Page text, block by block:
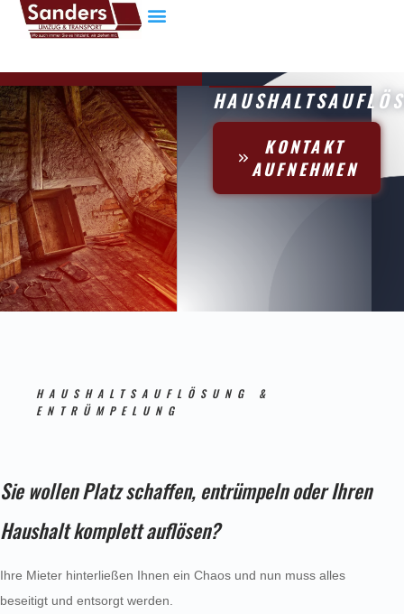
KONTAKT
AUFNEHMEN
HAUSHALTSAUFLÖSUNG &
ENTRÜMPELUNG
Sie wollen Platz schaffen, entrümpeln oder Ihren
Haushalt komplett auflösen?
Ihre Mieter hinterließen Ihnen ein Chaos und nun muss alles
beseitigt und entsorgt werden.